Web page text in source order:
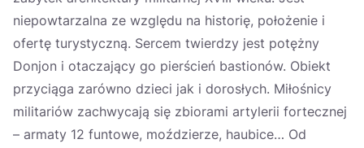
niepowtarzalna ze względu na historię, położenie i
ofertę turystyczną. Sercem twierdzy jest potężny
Donjon i otaczający go pierścień bastionów. Obiekt
przyciąga zarówno dzieci jak i dorosłych. Miłośnicy
militariów zachwycają się zbiorami artylerii fortecznej
– armaty 12 funtowe, moździerze, haubice… Od